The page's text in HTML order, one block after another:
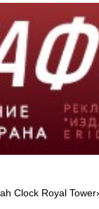
Clock Royal